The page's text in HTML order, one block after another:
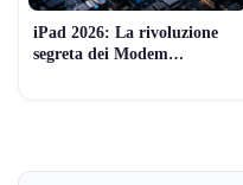
iPad 2026: La rivoluzione
segreta dei Modem